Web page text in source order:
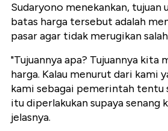
Sudaryono menekankan, tujuan
batas harga tersebut adalah
pasar agar tidak merugikan
"Tujuannya apa? Tujuannya kita
harga. Kalau menurut dari kami
kami sebagai pemerintah tentu
itu diperlakukan supaya senang
jelasnya.